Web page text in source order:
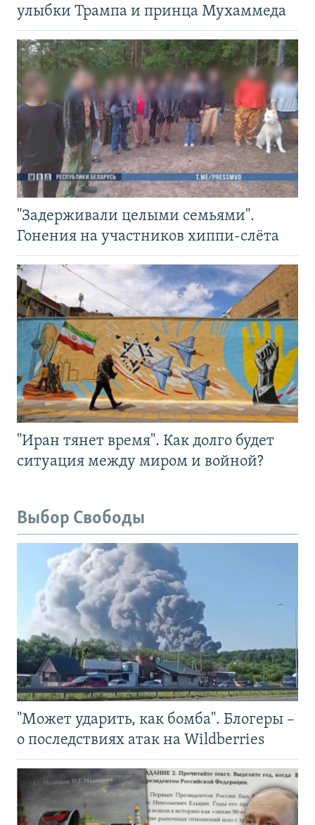
улыбки Трампа и принца Мухаммеда
"Задерживали целыми семьями".
Гонения на участников хиппи-слёта
"Иран тянет время". Как долго будет
ситуация между миром и войной?
Выбор Свободы
"Может ударить, как бомба". Блогеры –
о последствиях атак на Wildberries